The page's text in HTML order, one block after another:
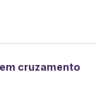
cruzamento